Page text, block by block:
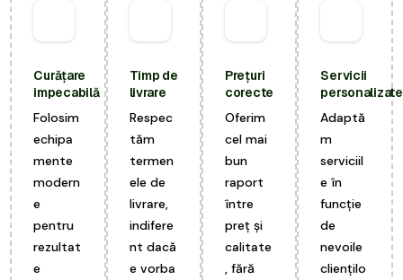
Curățare
impecabilă
Folosim
echipa
mente
modern
e
pentru
rezultat
e
Timp de
livrare
Respec
tăm
termen
ele de
livrare,
indifere
nt dacă
e vorba
Prețuri
corecte
Oferim
cel mai
bun
raport
între
preț și
calitate
, fără
Servicii
personalizate
Adaptă
m
serviciil
e în
funcție
de
nevoile
cliențilo